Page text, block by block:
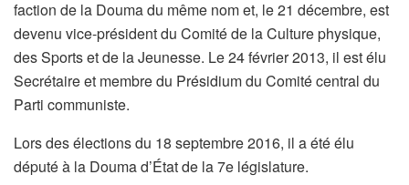
faction de la Douma du même nom et, le 21 décembre, est
devenu vice-président du Comité de la Culture physique,
des Sports et de la Jeunesse. Le 24 février 2013, il est élu
Secrétaire et membre du Présidium du Comité central du
Parti communiste.
Lors des élections du 18 septembre 2016, il a été élu
député à la Douma d’État de la 7e législature.